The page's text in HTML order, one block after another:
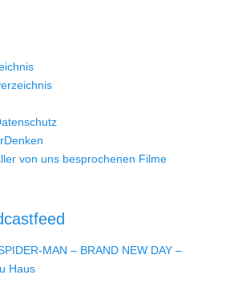
von uns besprochenen Filme
MAN – BRAND NEW DAY –
Haus